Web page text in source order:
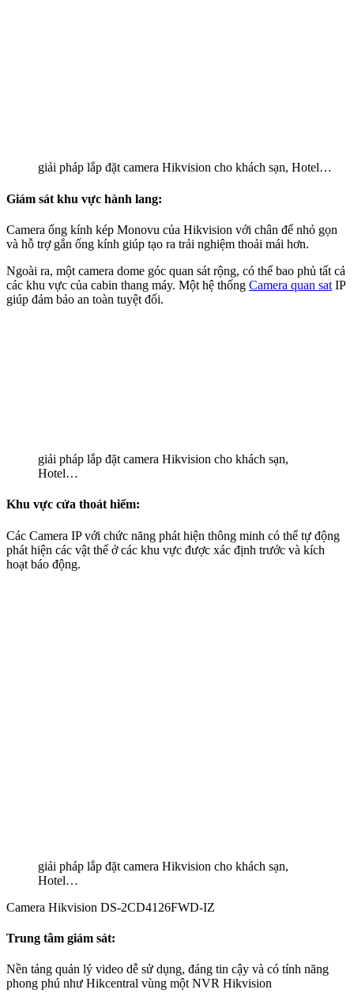
giải pháp lắp đặt camera Hikvision cho khách sạn, Hotel…
Giám sát khu vực hành lang:
Camera ống kính kép Monovu của Hikvision với chân đế nhỏ gọn
và hỗ trợ gắn ống kính giúp tạo ra trải nghiệm thoải mái hơn.
Ngoài ra, một camera dome góc quan sát rộng, có thể bao phủ tất cả
các khu vực của cabin thang máy. Một hệ thống Camera quan sat IP
giúp đảm bảo an toàn tuyệt đối.
giải pháp lắp đặt camera Hikvision cho khách sạn,
Hotel…
Khu vực cửa thoát hiểm:
Các Camera IP với chức năng phát hiện thông minh có thể tự động
phát hiện các vật thể ở các khu vực được xác định trước và kích
hoạt báo động.
giải pháp lắp đặt camera Hikvision cho khách sạn,
Hotel…
Camera Hikvision DS-2CD4126FWD-IZ
Trung tâm giám sát:
Nền tảng quản lý video dễ sử dụng, đáng tin cậy và có tính năng
phong phú như Hikcentral vùng một NVR Hikvision